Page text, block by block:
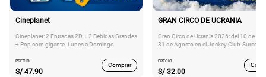
Cineplanet
Cineplanet: 2 Entradas 2D + 2 Bebidas Grandes
+ Pop corn gigante. Lunes a Domingo
PRECIO
S/ 47.90
Comprar
GRAN CIRCO DE UCRANIA
Gran Circo de Ucrania 2026: del 10 de
31 de Agosto en el Jockey Club-Surco
PRECIO
S/ 32.00